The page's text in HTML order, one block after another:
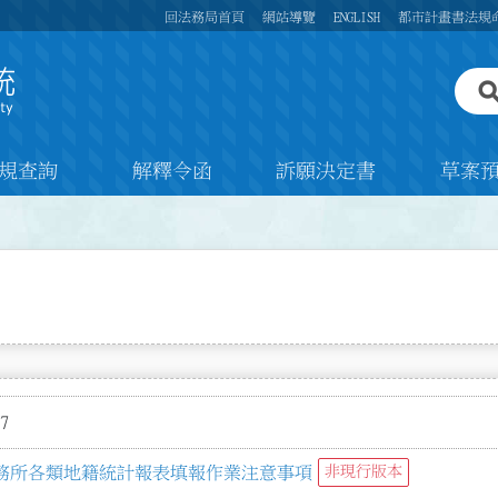
回法務局首頁 網站導覽 ENGLISH 都市計畫書法規
查詢 解釋令函 訴願決定書 草案
所各類地籍統計報表填報作業注意事項 非現行版本